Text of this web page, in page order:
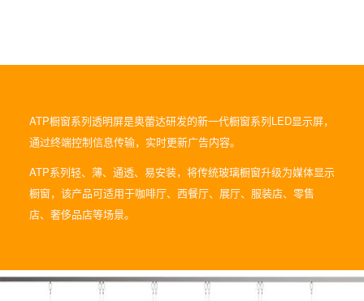
ATP橱窗系列透明屏是奥蕾达研发的新一代橱窗系列LED显示屏，
通过终端控制信息传输，实时更新广告内容。
ATP系列轻、薄、通透、易安装，将传统玻璃橱窗升级为媒体显示
橱窗，该产品可适用于咖啡厅、西餐厅、展厅、服装店、零售
店、奢侈品店等场景。